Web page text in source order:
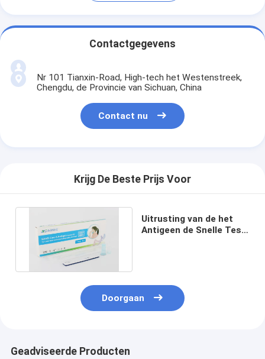
Contactgegevens
Nr 101 Tianxin-Road, High-tech het Westenstreek,
Chengdu, de Provincie van Sichuan, China
Contact nu
Krijg De Beste Prijs Voor
Uitrusting van de het
Antigeen de Snelle Test
Doorgaan
Geadviseerde Producten